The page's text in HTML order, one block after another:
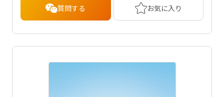
質問する お気に入り